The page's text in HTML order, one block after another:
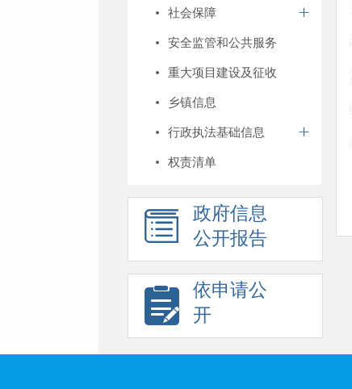
社会保障
安全监管和公共服务
重大项目建设及征收
乡镇信息
行政执法基础信息
权责清单
政府信息
公开报告
依申请公
开